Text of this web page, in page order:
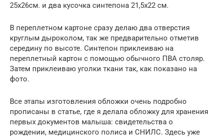
25х26см. и два кусочка синтепона 21,5х22 см.
В переплетном картоне сразу делаю два отверстия
круглым дыроколом, так же предварительно отметив
середину по высоте. Синтепон приклеиваю на
переплетный картон с помощью обычного ПВА столяр.
Затем приклеиваю уголки ткани так, как показано на
фото.
Все этапы изготовления обложки очень подробно
прописаны в статье, где я делала обложку для хранения
первых документов малыша: свидетельства о
рождении, медицинского полиса и СНИЛС. Здесь уже